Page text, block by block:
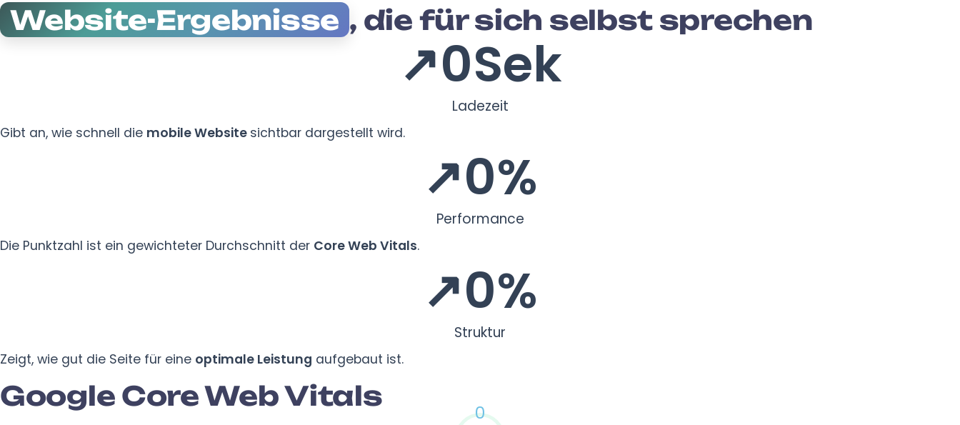
Website-Ergebnisse , die für sich selbst sprechen
Ladezeit
↗0Sek
Gibt an, wie schnell die mobile Website sichtbar dargestellt wird.
Performance
↗0%
Die Punktzahl ist ein gewichteter Durchschnitt der Core Web Vitals.
Struktur
↗0%
Zeigt, wie gut die Seite für eine optimale Leistung aufgebaut ist.
Google Core Web Vitals
0